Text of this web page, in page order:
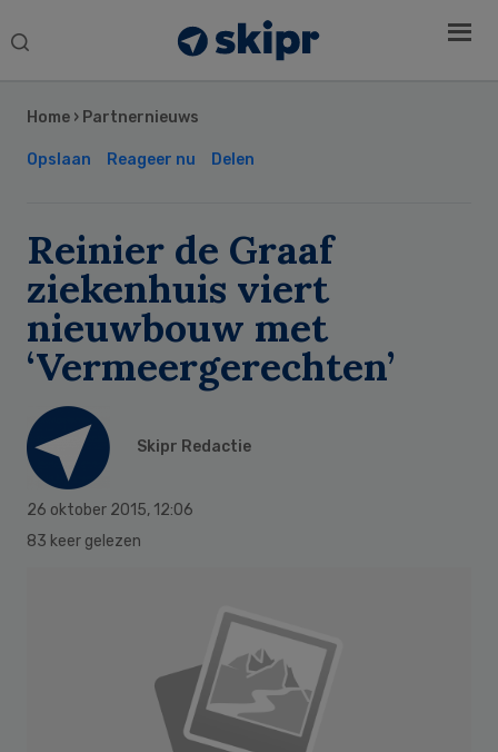
Search
Home › Partnernieuws
Opslaan Reageer nu Delen
Reinier de Graaf
ziekenhuis viert
nieuwbouw met
‘Vermeergerechten’
Skipr Redactie
26 oktober 2015, 12:06
83 keer gelezen
Sidebar